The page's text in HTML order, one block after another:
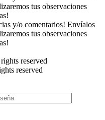
tus observaciones
y/o comentarios! Envíalos
tus observaciones
reserved
reserved